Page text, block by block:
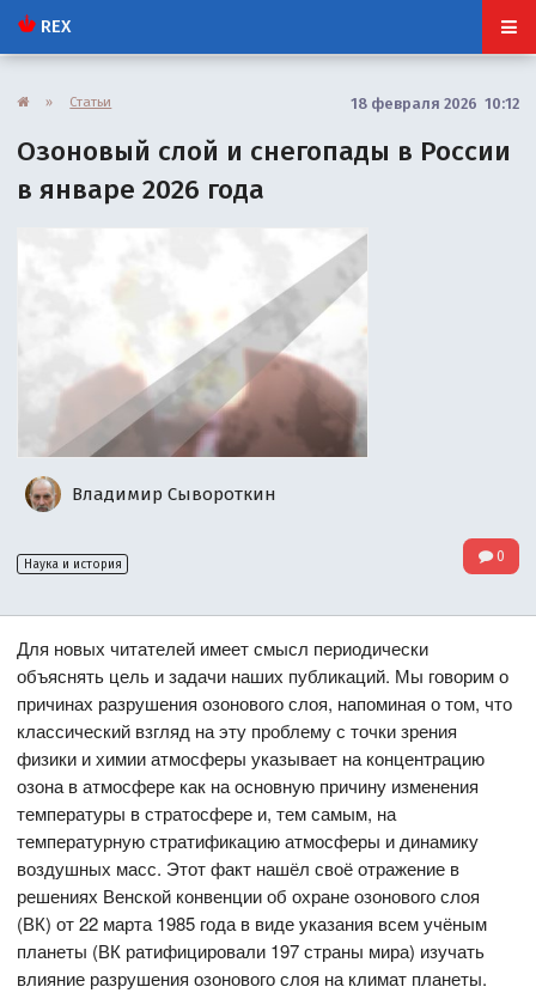
REX
» Статьи 18 февраля 2026 10:12
Озоновый слой и снегопады в России
в январе 2026 года
Владимир Сывороткин
Наука и история 0
Для новых читателей имеет смысл периодически
объяснять цель и задачи наших публикаций. Мы говорим о
причинах разрушения озонового слоя, напоминая о том, что
классический взгляд на эту проблему с точки зрения
физики и химии атмосферы указывает на концентрацию
озона в атмосфере как на основную причину изменения
температуры в стратосфере и, тем самым, на
температурную стратификацию атмосферы и динамику
воздушных масс. Этот факт нашёл своё отражение в
решениях Венской конвенции об охране озонового слоя
(ВК) от 22 марта 1985 года в виде указания всем учёным
планеты (ВК ратифицировали 197 страны мира) изучать
влияние разрушения озонового слоя на климат планеты.